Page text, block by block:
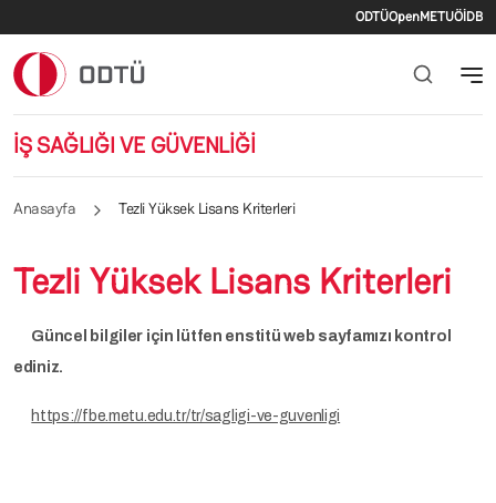
İkincil
ODTÜOpenMETUÖİDB
İŞ SAĞLIĞI VE GÜVENLİĞİ
Anasayfa Tezli Yüksek Lisans Kriterleri
Tezli Yüksek Lisans Kriterleri
Güncel bilgiler için lütfen enstitü web sayfamızı kontrol
ediniz.
https://fbe.metu.edu.tr/tr/sagligi-ve-guvenligi